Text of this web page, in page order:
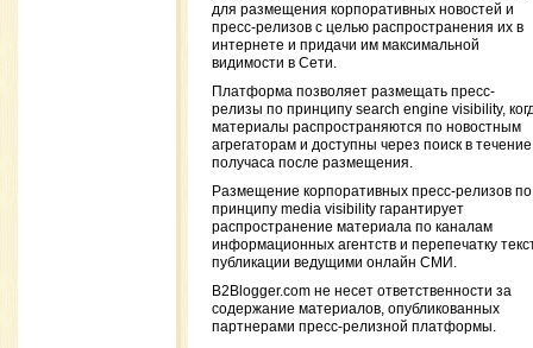
для размещения корпоративных новостей и
пресс-релизов с целью распространения их в
интернете и придачи им максимальной
видимости в Сети.
Платформа позволяет размещать пресс-
релизы по принципу search engine visibility,
материалы распространяются по новостным
агрегаторам и доступны через поиск в течение
получаса после размещения.
Размещение корпоративных пресс-релизов по
принципу media visibility гарантирует
распространение материала по каналам
информационных агентств и перепечатку
публикации ведущими онлайн СМИ.
B2Blogger.com не несет ответственности за
содержание материалов, опубликованных
партнерами пресс-релизной платформы.